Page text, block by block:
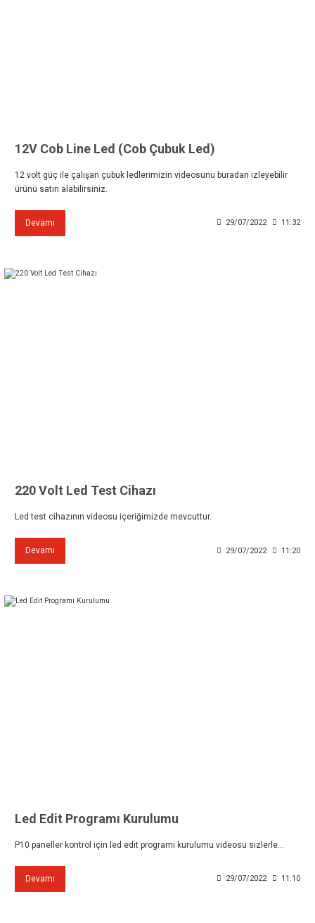
12V Cob Line Led (Cob Çubuk Led)
12 volt güç ile çalışan çubuk ledlerimizin videosunu buradan izleyebilir
ürünü satın alabilirsiniz.
Devamı 29/07/2022 11:32
220 Volt Led Test Cihazı
Led test cihazının videosu içeriğimizde mevcuttur.
Devamı 29/07/2022 11:20
Led Edit Programı Kurulumu
P10 paneller kontrol için led edit programı kurulumu videosu sizlerle...
Devamı 29/07/2022 11:10